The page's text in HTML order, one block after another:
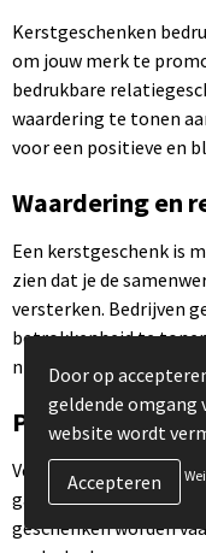
Kerstgeschenken
om jouw merk te
bedrukbare
waardering te tonen
voor een positieve en
Waardering en
Een kerstgeschenk is
zien dat je de
versterken. Bedrijven
betrokkenheid te
nieuwe jaar.
Populaire
Veel gekozen
gadgets en lifestyle
geschenken worden
Door op
geldende omgang
website wordt